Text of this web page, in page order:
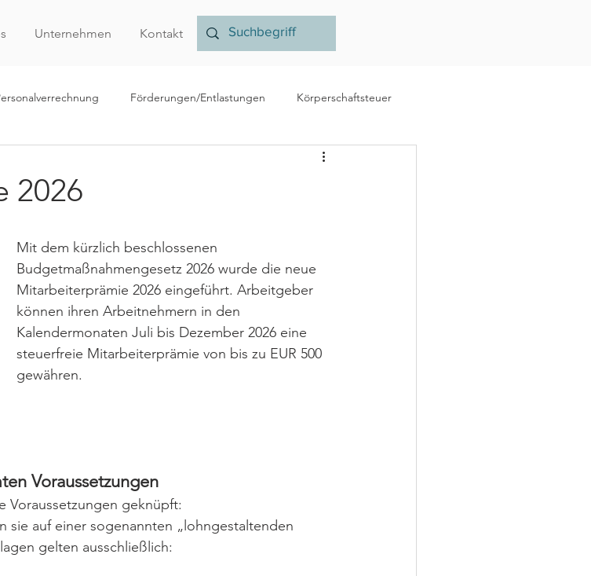
Unternehmen Kontakt
Förderungen/Entlastungen Körperschaftsteuer
Ertragsteuer
2026
Mit dem kürzlich beschlossenen
Budgetmaßnahmengesetz 2026 wurde die neue
Mitarbeiterprämie 2026 eingeführt. Arbeitgeber
können ihren Arbeitnehmern in den
Kalendermonaten Juli bis Dezember 2026 eine
steuerfreie Mitarbeiterprämie von bis zu EUR 500
gewähren.
Voraussetzungen
Voraussetzungen geknüpft:
sie auf einer sogenannten „lohngestaltenden
gelten ausschließlich: